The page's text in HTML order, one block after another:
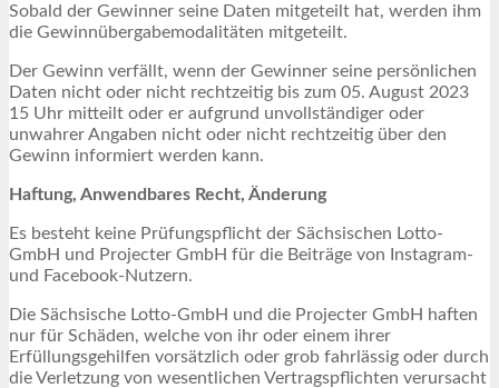
Sobald der Gewinner seine Daten mitgeteilt hat, werden ihm
die Gewinnübergabemodalitäten mitgeteilt.
Der Gewinn verfällt, wenn der Gewinner seine persönlichen
Daten nicht oder nicht rechtzeitig bis zum 05. August 2023
15 Uhr mitteilt oder er aufgrund unvollständiger oder
unwahrer Angaben nicht oder nicht rechtzeitig über den
Gewinn informiert werden kann.
Haftung, Anwendbares Recht, Änderung
Es besteht keine Prüfungspflicht der Sächsischen Lotto-
GmbH und Projecter GmbH für die Beiträge von Instagram-
und Facebook-Nutzern.
Die Sächsische Lotto-GmbH und die Projecter GmbH haften
nur für Schäden, welche von ihr oder einem ihrer
Erfüllungsgehilfen vorsätzlich oder grob fahrlässig oder durch
die Verletzung von wesentlichen Vertragspflichten verursacht